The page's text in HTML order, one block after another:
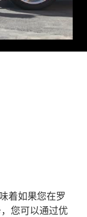
着如果您在罗
您可以通过优